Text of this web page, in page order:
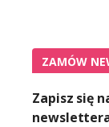
ZAMÓW
Zapisz się